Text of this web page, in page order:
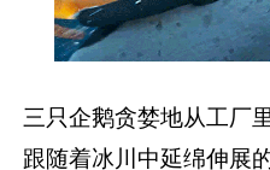
三只企鹅贪婪地从工厂
跟随着冰川中延绵伸展